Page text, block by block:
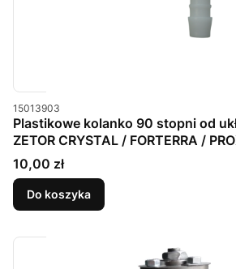
Kod produktu
15013903
Plastikowe kolanko 90 stopni od
ZETOR CRYSTAL / FORTERRA /
Cena
10,00 zł
Do koszyka